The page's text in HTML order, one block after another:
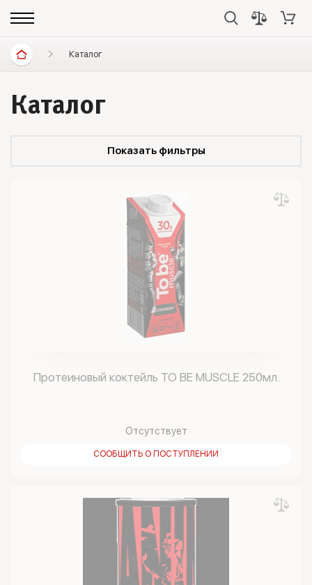
Каталог
Каталог
Показать фильтры
Протеиновый коктейль TO BE MUSCLE 250мл.
Отсутствует
СООБЩИТЬ О ПОСТУПЛЕНИИ